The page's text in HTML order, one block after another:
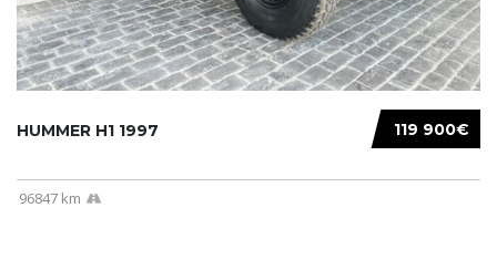
119 900€
HUMMER H1 1997
96847 km